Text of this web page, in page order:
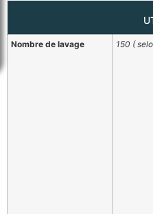
Nombre de lavage 150 (